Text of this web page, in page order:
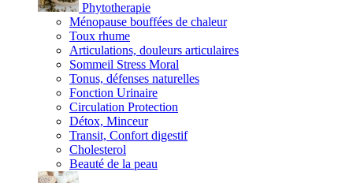
Phytotherapie
Ménopause bouffées de chaleur
Toux rhume
Articulations, douleurs articulaires
Sommeil Stress Moral
Tonus, défenses naturelles
Fonction Urinaire
Circulation Protection
Détox, Minceur
Transit, Confort digestif
Cholesterol
Beauté de la peau